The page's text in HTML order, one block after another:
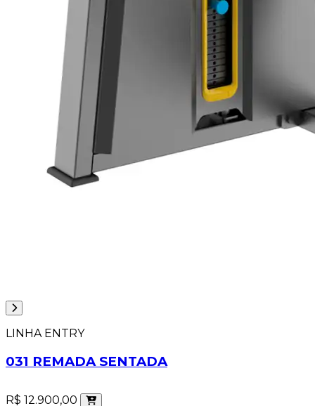
LINHA ENTRY
031 REMADA SENTADA
R$ 12.900,00